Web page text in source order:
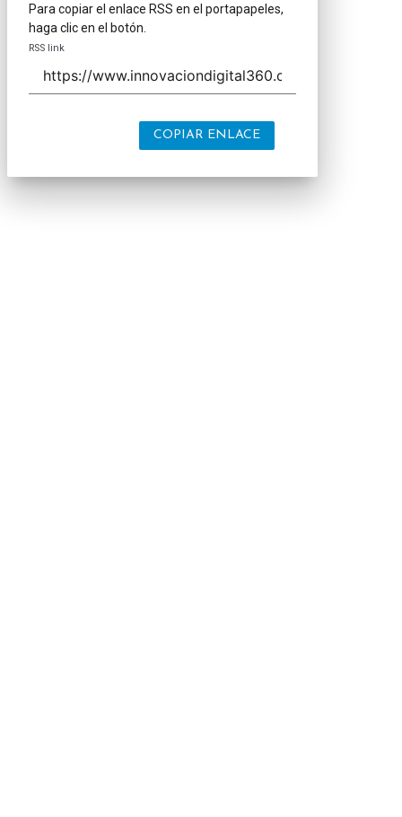
Para copiar el enlace RSS en el portapapeles,
haga clic en el botón.
RSS link
COPIAR ENLACE